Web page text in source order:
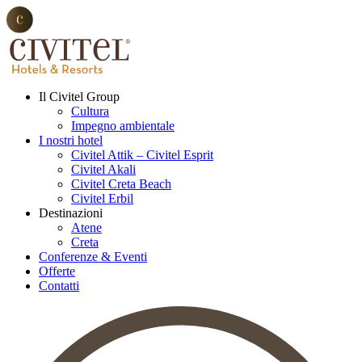
Il Civitel Group
Cultura
Impegno ambientale
I nostri hotel
Civitel Attik – Civitel Esprit
Civitel Akali
Civitel Creta Beach
Civitel Erbil
Destinazioni
Atene
Creta
Conferenze & Eventi
Offerte
Contatti